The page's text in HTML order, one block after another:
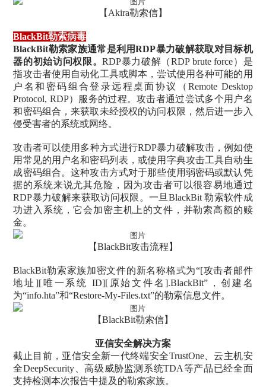
【Akira勒索信】
BlackBit勒索病毒
BlackBit勒索家族通常是利用RDP暴力破解获取对目标机
器的初始访问权限。RDP暴力破解（RDP brute force）是
指攻击者使用自动化工具或脚本，尝试使用各种可能的用
户名和密码组合登录远程桌面协议（Remote Desktop
Protocol, RDP）服务的过程。攻击者通过尝试多个用户名
和密码组合，来获取未经授权的访问权限，然后进一步入
侵受害者的系统或网络。
攻击者可以使用多种方式进行RDP暴力破解攻击，例如使
用常见的用户名和密码列表，或使用字典攻击工具自动生
成密码组合。这种攻击方式对于那些使用弱密码或默认凭
据的系统来说尤其危险，因为攻击者可以很容易地通过
RDP暴力破解来获取访问权限。一旦BlackBit 勒索软件成
功进入系统，它会加密主机上的文件，并勒索高额的赎
金。
【BlackBit攻击流程】
BlackBit勒索家族加密文件的新名称格式为“[攻击者邮件
地址][唯一系统 ID][原始文件名].BlackBit”，创建名
为“info.hta”和“Restore-My-Files.txt”的勒索信息文件。
【BlackBit勒索信】
亚信安全解决方案
截止目前，亚信安全新一代终端安全TrustOne、云主机安
全DeepSecurity、高级威胁监测系统TDA等产品已经全面
支持检测本次报告中提及的勒索家族。